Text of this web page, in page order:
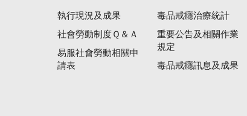
執行現況及成果
社會勞動制度Ｑ＆Ａ
易服社會勞動相關申
請表
毒品戒癮治療統計
重要公告及相關作業
規定
毒品戒癮訊息及成果